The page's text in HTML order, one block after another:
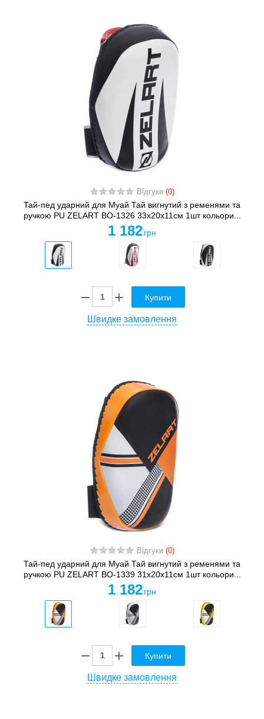
Відгуки (0)
Тай-пед ударний для Муай Тай вигнутий з ременями та
ручкою PU ZELART BO-1326 33x20x11см 1шт кольори...
1 182 грн
Купити
Швидке замовлення
Відгуки (0)
Тай-пед ударний для Муай Тай вигнутий з ременями та
ручкою PU ZELART BO-1339 31x20x11см 1шт кольори...
1 182 грн
Купити
Швидке замовлення